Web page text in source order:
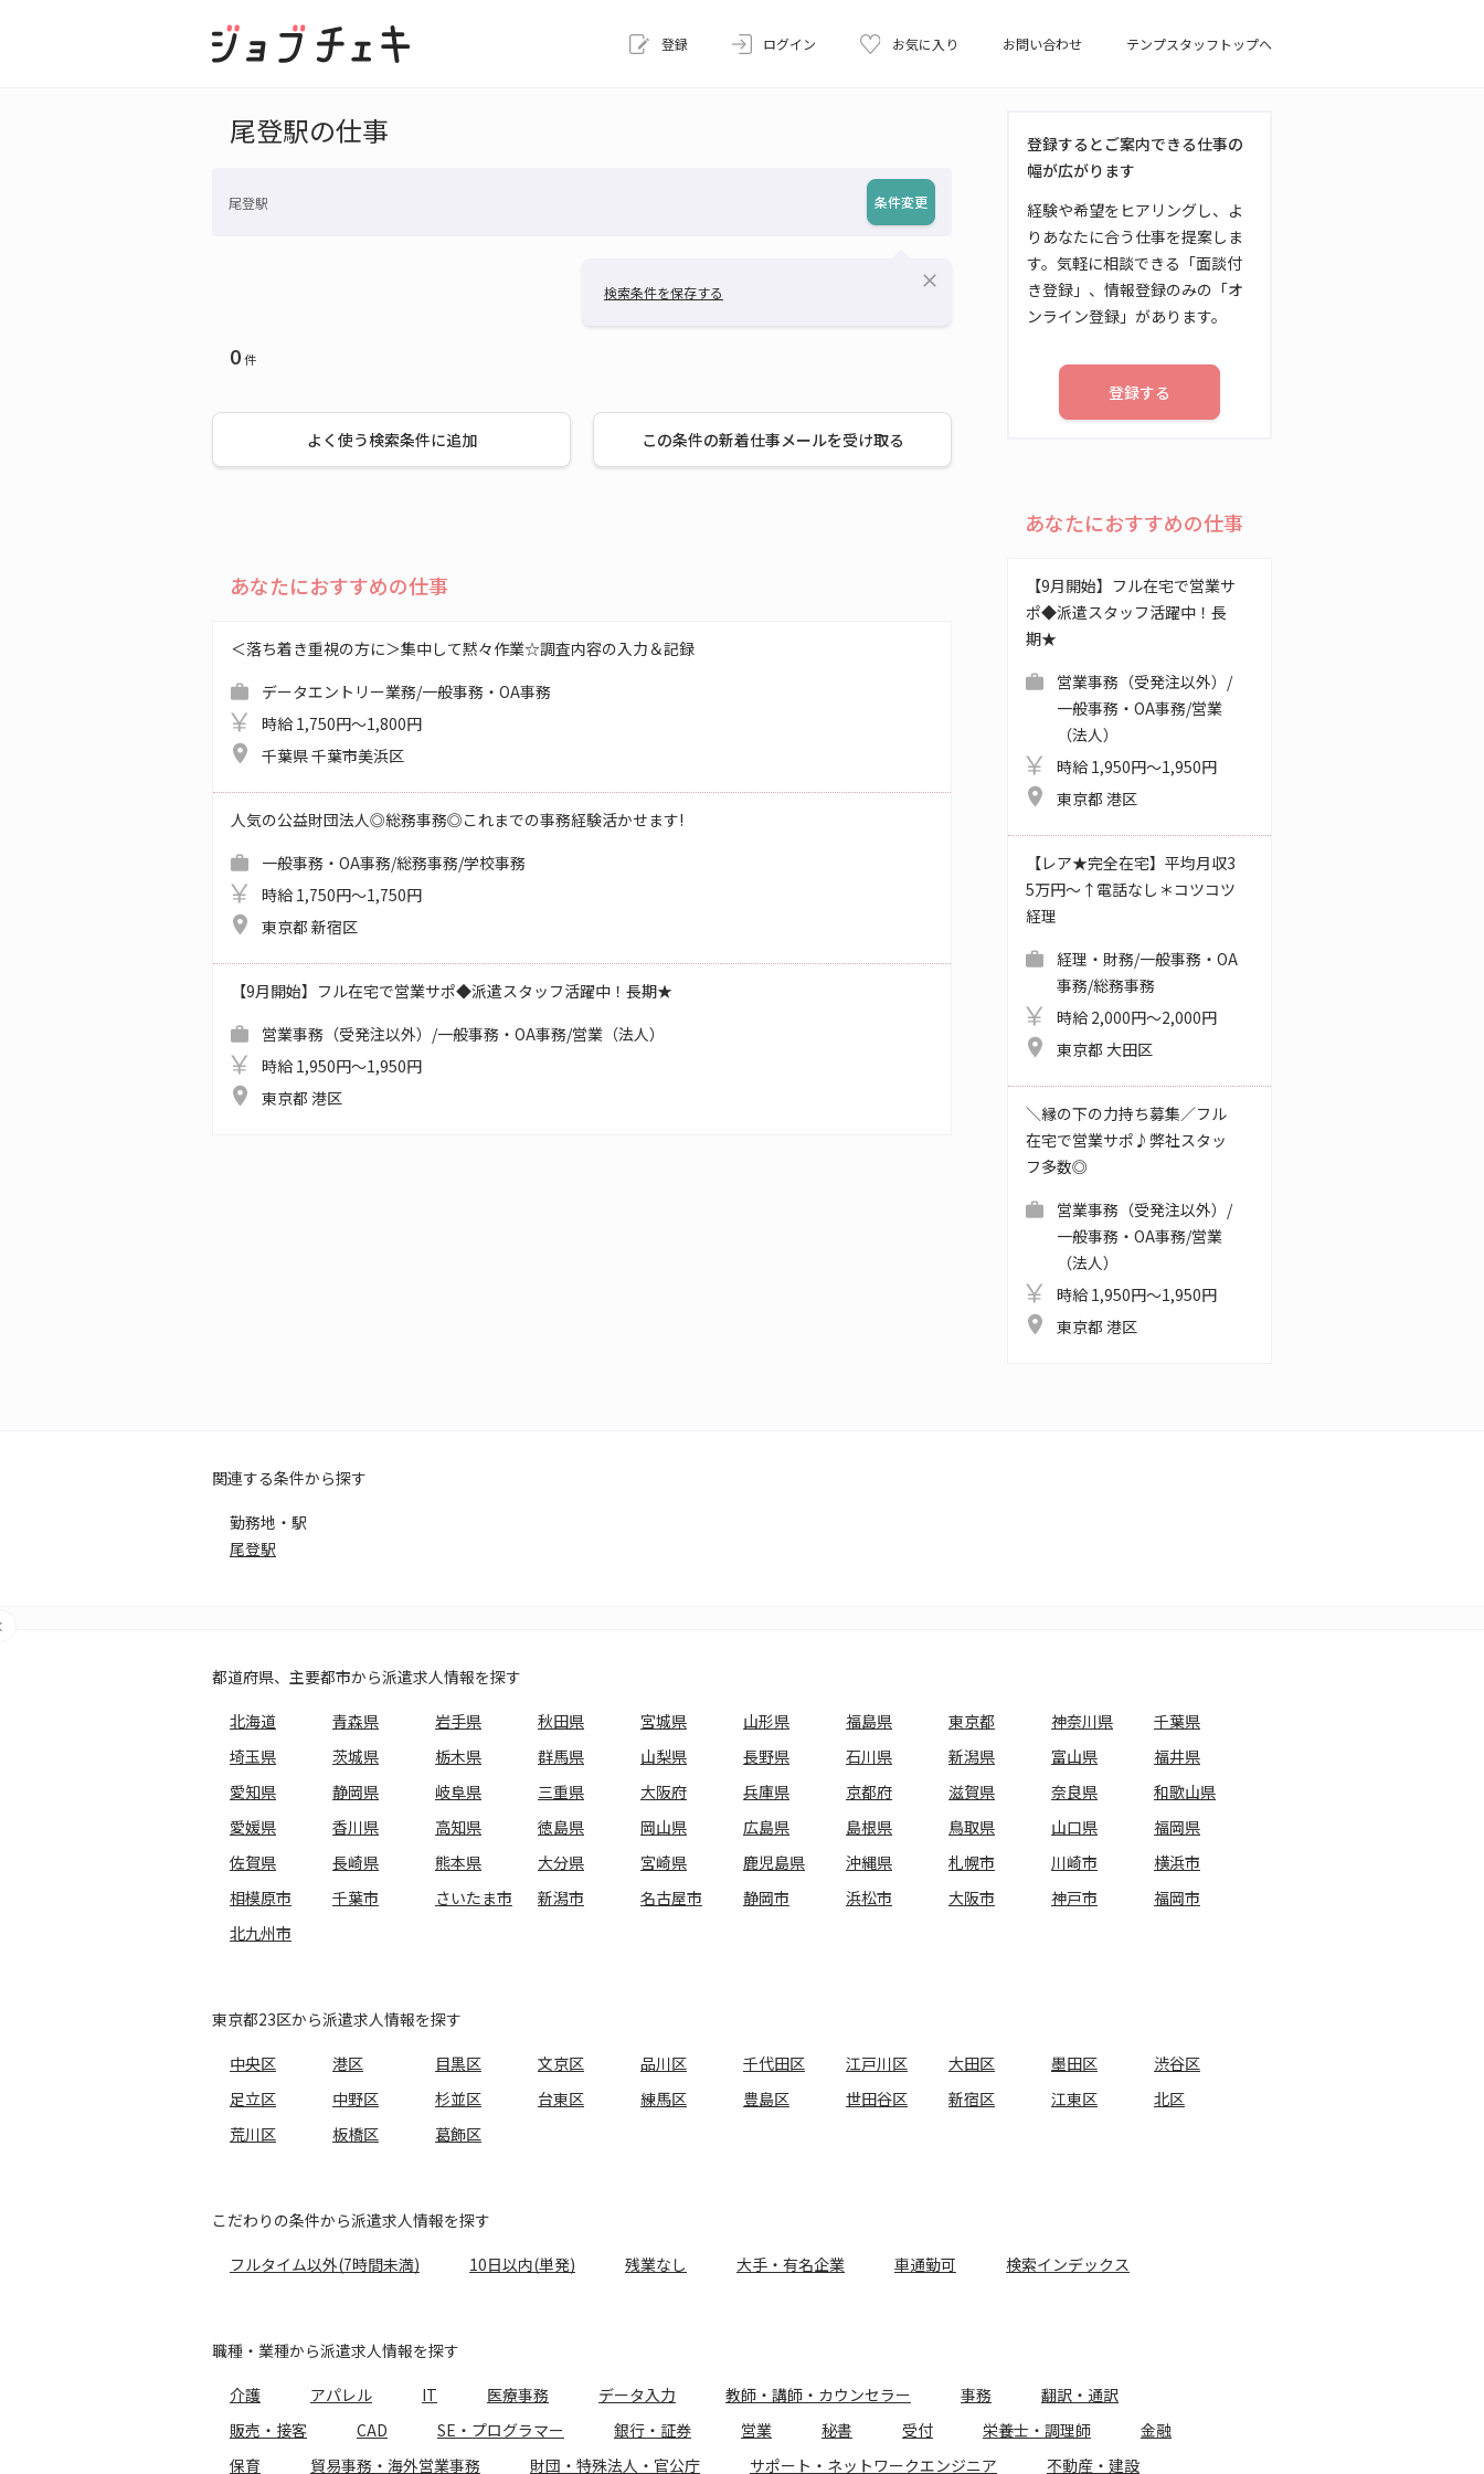
登録 ログイン お気に入り お問い合わせ テンプスタッフトップへ
尾登駅の仕事
尾登駅 条件変更
検索条件を保存する
close
0件
よく使う検索条件に追加 この条件の新着仕事メールを受け取る
あなたにおすすめの仕事
＜落ち着き重視の方に＞集中して黙々作業☆調査内容の入力＆記録
データエントリー業務/一般事務・OA事務
時給 1,750円～1,800円
千葉県 千葉市美浜区
人気の公益財団法人◎総務事務◎これまでの事務経験活かせます!
一般事務・OA事務/総務事務/学校事務
時給 1,750円～1,750円
東京都 新宿区
【9月開始】フル在宅で営業サポ◆派遣スタッフ活躍中！長期★
営業事務（受発注以外）/一般事務・OA事務/営業（法人）
時給 1,950円～1,950円
東京都 港区
登録するとご案内できる仕事の
幅が広がります
経験や希望をヒアリングし、よ
りあなたに合う仕事を提案しま
す。気軽に相談できる「面談付
き登録」、情報登録のみの「オ
ンライン登録」があります。
登録する
あなたにおすすめの仕事
【9月開始】フル在宅で営業サ
ポ◆派遣スタッフ活躍中！長
期★
営業事務（受発注以外）/
一般事務・OA事務/営業
（法人）
時給 1,950円～1,950円
東京都 港区
【レア★完全在宅】平均月収3
5万円～↑電話なし＊コツコツ
経理
経理・財務/一般事務・OA
事務/総務事務
時給 2,000円～2,000円
東京都 大田区
＼縁の下の力持ち募集／フル
在宅で営業サポ♪弊社スタッ
フ多数◎
営業事務（受発注以外）/
一般事務・OA事務/営業
（法人）
時給 1,950円～1,950円
東京都 港区
関連する条件から探す
勤務地・駅
尾登駅
都道府県、主要都市から派遣求人情報を探す
北海道
青森県 岩手県 秋田県 宮城県 山形県 福島県 東京都 神奈川県
千葉県
埼玉県
茨城県 栃木県 群馬県 山梨県 長野県 石川県 新潟県 富山県
福井県
愛知県
静岡県 岐阜県 三重県 大阪府 兵庫県 京都府 滋賀県 奈良県
和歌山県
愛媛県
香川県 高知県 徳島県 岡山県 広島県 島根県 鳥取県 山口県
福岡県
佐賀県
長崎県 熊本県 大分県 宮崎県 鹿児島県 沖縄県 札幌市 川崎市
横浜市
相模原市
千葉市 さいたま市 新潟市 名古屋市 静岡市 浜松市 大阪市 神戸市
福岡市
北九州市
東京都23区から派遣求人情報を探す
中央区
港区 目黒区 文京区 品川区 千代田区 江戸川区 大田区 墨田区
渋谷区
足立区
中野区 杉並区 台東区 練馬区 豊島区 世田谷区 新宿区 江東区
北区
荒川区
板橋区 葛飾区
こだわりの条件から派遣求人情報を探す
フルタイム以外(7時間未満)
10日以内(単発) 残業なし 大手・有名企業 車通勤可 検索インデックス
職種・業種から派遣求人情報を探す
介護
アパレル IT 医療事務 データ入力 教師・講師・カウンセラー 事務
翻訳・通訳
販売・接客
CAD SE・プログラマー 銀行・証券 営業 秘書 受付 栄養士・調理師
金融
保育
貿易事務・海外営業事務 財団・特殊法人・官公庁 サポート・ネットワークエンジニア
不動産・建設